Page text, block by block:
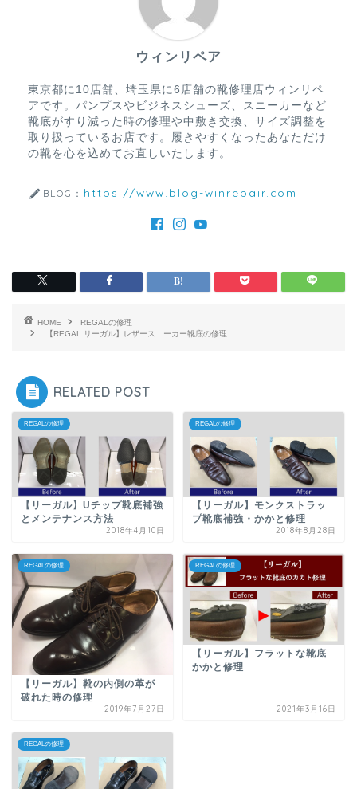
ウィンリペア
東京都に10店舗、埼玉県に6店舗の靴修理店ウィンリペ
アです。パンプスやビジネスシューズ、スニーカーなど
靴底がすり減った時の修理や中敷き交換、サイズ調整を
取り扱っているお店です。履きやすくなったあなただけ
の靴を心を込めてお直しいたします。
BLOG： https://www.blog-winrepair.com
HOME
REGALの修理
【REGAL リーガル】レザースニーカー靴底の修理
RELATED POST
REGALの修理
【リーガル】Uチップ靴底補強
とメンテナンス方法
2018年4月10日
REGALの修理
【リーガル】モンクストラッ
プ靴底補強・かかと修理
2018年8月28日
REGALの修理
【リーガル】靴の内側の革が
破れた時の修理
2019年7月27日
REGALの修理
【リーガル】フラットな靴底
かかと修理
2021年3月16日
REGALの修理